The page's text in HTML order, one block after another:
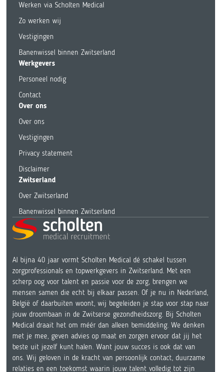
Werken via Scholten Medical
Zo werken wij
Vestigingen
Banenwissel binnen Zwitserland
Werkgevers
Personeel nodig
Contact
Over ons
Over ons
Vestigingen
Privacy statement
Disclaimer
Zwitserland
Over Zwitserland
Banenwissel binnen Zwitserland
Al bijna 40 jaar vormt Scholten Medical dé schakel tussen
zorgprofessionals en topwerkgevers in Zwitserland. Met een
scherp oog voor talent en passie voor de zorg, brengen we
mensen samen die echt bij elkaar passen. Of je nu in Nederland,
België of daarbuiten woont, wij begeleiden je stap voor stap naar
jouw droombaan in de Zwitserse gezondheidszorg. Bij Scholten
Medical draait het om méér dan alleen bemiddeling. We denken
met je mee, geven advies op maat en zorgen ervoor dat jij het
beste uit jezelf kunt halen. Want jouw succes is ook dat van
ons. Wij geloven in de kracht van persoonlijk contact, duurzame
relaties en een toekomst waarin jouw talent volledig tot zijn